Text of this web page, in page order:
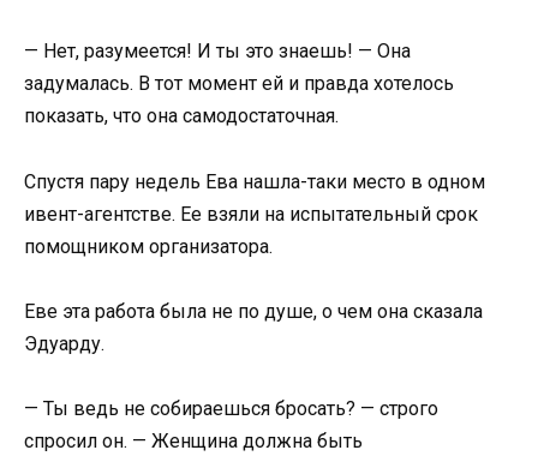
— Нет, разумеется! И ты это знаешь! — Она
задумалась. В тот момент ей и правда хотелось
показать, что она самодостаточная.
Спустя пару недель Ева нашла-таки место в одном
ивент-агентстве. Ее взяли на испытательный срок
помощником организатора.
Еве эта работа была не по душе, о чем она сказала
Эдуарду.
— Ты ведь не собираешься бросать? — строго
спросил он. — Женщина должна быть